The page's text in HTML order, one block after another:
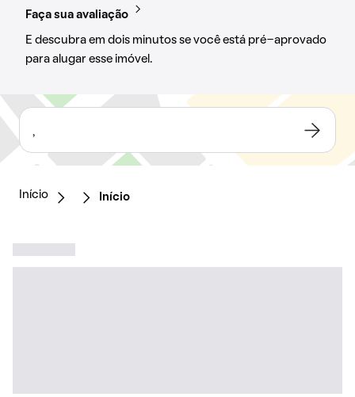
Faça sua avaliação
E descubra em dois minutos se você está pré-aprovado
para alugar esse imóvel.
,
Início Início